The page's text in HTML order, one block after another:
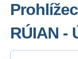
RÚIAN -